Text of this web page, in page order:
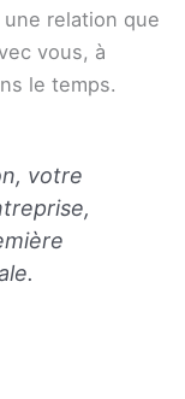
relation que
vous, à
le temps.
votre